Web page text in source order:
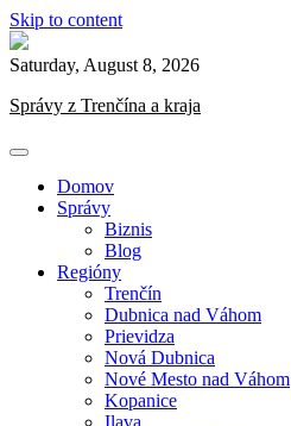
Skip to content
Saturday, August 8, 2026
Správy z Trenčína a kraja
Domov
Správy
Biznis
Blog
Regióny
Trenčín
Dubnica nad Váhom
Prievidza
Nová Dubnica
Nové Mesto nad Váhom
Kopanice
Ilava